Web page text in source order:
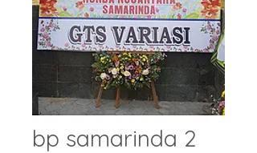
bp samarinda 2